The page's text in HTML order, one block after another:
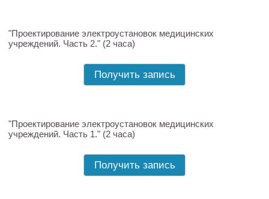
"Проектирование электроустановок медицинских
учреждений. Часть 2." (2 часа)
Получить запись
"Проектирование электроустановок медицинских
учреждений. Часть 1." (2 часа)
Получить запись